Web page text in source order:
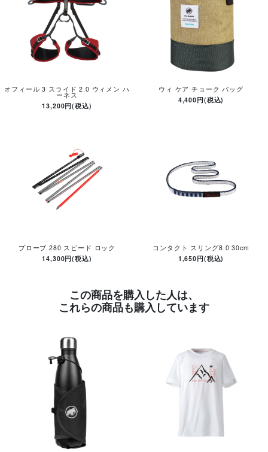
オフィール 3 スライド 2.0 ウィメン ハ
ーネス
13,200円(税込)
ウィ ケア チョーク バッグ
4,400円(税込)
プローブ 280 スピード ロック
14,300円(税込)
コンタクト スリング8.0 30cm
1,650円(税込)
この商品を購入した人は、
これらの商品も購入しています